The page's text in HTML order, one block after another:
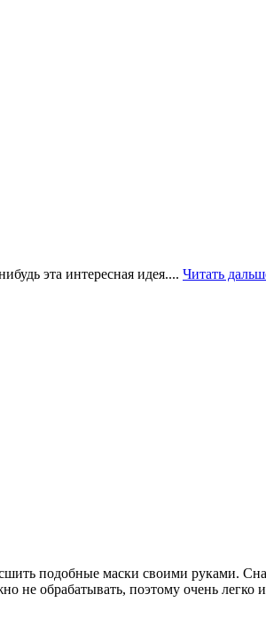
эта интересная идея.... Читать
подобные маски своими руками.
не обрабатывать, поэтому очень